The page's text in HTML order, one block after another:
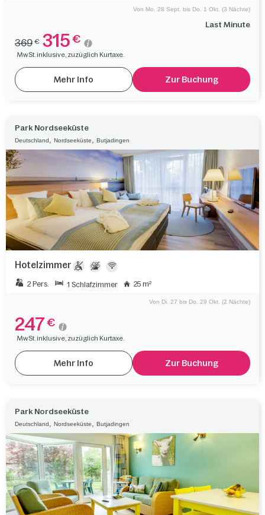
Last Minute
Von Mo. 28 Sept. bis Do. 1 Okt. (3 Nächte)
369 € 315 €
MwSt. inklusive, zuzüglich Kurtaxe.
Mehr Info Zur Buchung
Park Nordseeküste
Deutschland Nordseeküste Butjadingen
Hotelzimmer
2 Pers. 1 Schlafzimmer 25 m²
Von Di. 27 bis Do. 29 Okt. (2 Nächte)
247 €
MwSt. inklusive, zuzüglich Kurtaxe.
Mehr Info Zur Buchung
Park Nordseeküste
Deutschland Nordseeküste Butjadingen